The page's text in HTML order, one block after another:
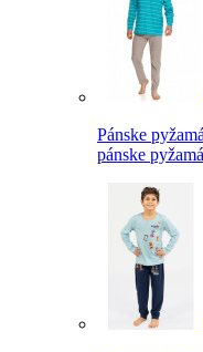
Pánske
pánske pyžamá